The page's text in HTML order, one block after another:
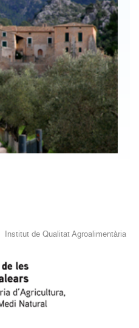
de Qualitat Agroalimentària